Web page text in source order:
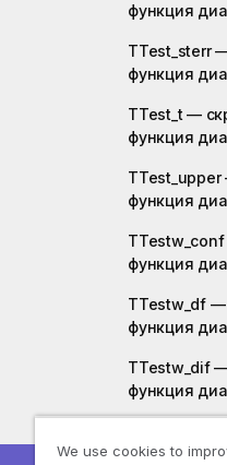
функция
TTest_sterr
функция
TTest_t —
функция
функция
функция
TTestw_df —
функция
TTestw_dif
функция
функция
We use cookies to